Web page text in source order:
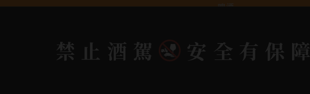
啤酒
KAVALAN / 噶瑪蘭
禁止酒駕 安全有保障